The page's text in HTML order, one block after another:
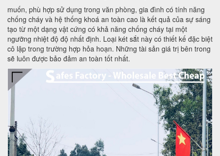
muốn, phù hợp sử dụng trong văn phòng, gia đình có tính năng
chống cháy và hệ thống khoá an toàn cao là kết quả của sự sáng
tạo từ một dạng vật cứng có khả năng chống cháy tại một
ngưỡng nhiệt độ độ nhất định. Loại két sắt này có thiết kế đặc biệt
cô lập trong trường hợp hỏa hoạn. Những tài sản giá trị bên trong
sẽ luôn được bảo đảm an toàn tốt nhất.